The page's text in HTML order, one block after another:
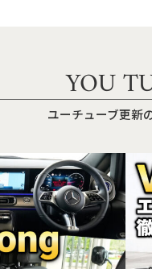
YOU
ユーチューブ更新